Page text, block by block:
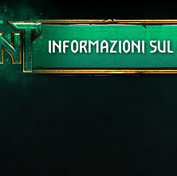
INFORMAZIONI SUL
Assistenza